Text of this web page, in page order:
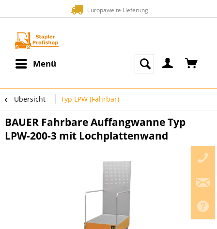
Europaweite Lieferung
Menü
Übersicht Typ LPW (Fahrbar)
BAUER Fahrbare Auffangwanne Typ
LPW-200-3 mit Lochplattenwand